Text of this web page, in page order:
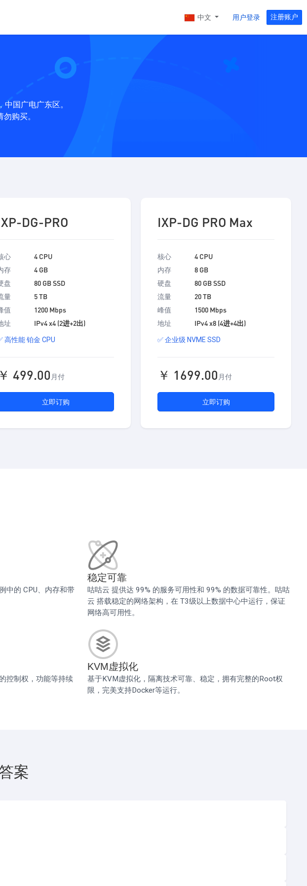
苏日IPLC
苏州BGP多线 至 东京BGP多线
江苏常州电信存储区
超大硬盘存储，配备华东地区优质大带宽。
HOT
中文 用户登录 注册账户
国广电广东区。
购买。
DG-PRO
心
4 CPU
存
4 GB
盘
80 GB SSD
量
5 TB
值
1200 Mbps
址
IPv4 x4 (2进+2出)
高性能 铂金 CPU
￥ 499.00 月付
立即订购
IXP-DG PRO Max
核心
4 CPU
内存
8 GB
硬盘
80 GB SSD
流量
20 TB
峰值
1500 Mbps
地址
IPv4 x8 (4进+4出)
✅ 企业级 NVME SSD
￥ 1699.00 月付
立即订购
中的 CPU、内存和带
稳定可靠
咕咕云 提供达 99% 的服务可用性和 99% 的数据可靠性。咕咕
云 搭载稳定的网络架构，在 T3级以上数据中心中运行，保证
网络高可用性。
控制权，功能等持续
KVM虚拟化
基于KVM虚拟化，隔离技术可靠、稳定，拥有完整的Root权
限，完美支持Docker等运行。
案